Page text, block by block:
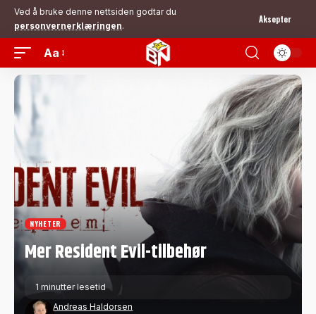
Ved å bruke denne nettsiden godtar du
personvernerklæringen.
Aksepter
Aa
NYHETER
Mer Resident Evil-tilbehør
Andreas Haldorsen
1 minutter lesetid